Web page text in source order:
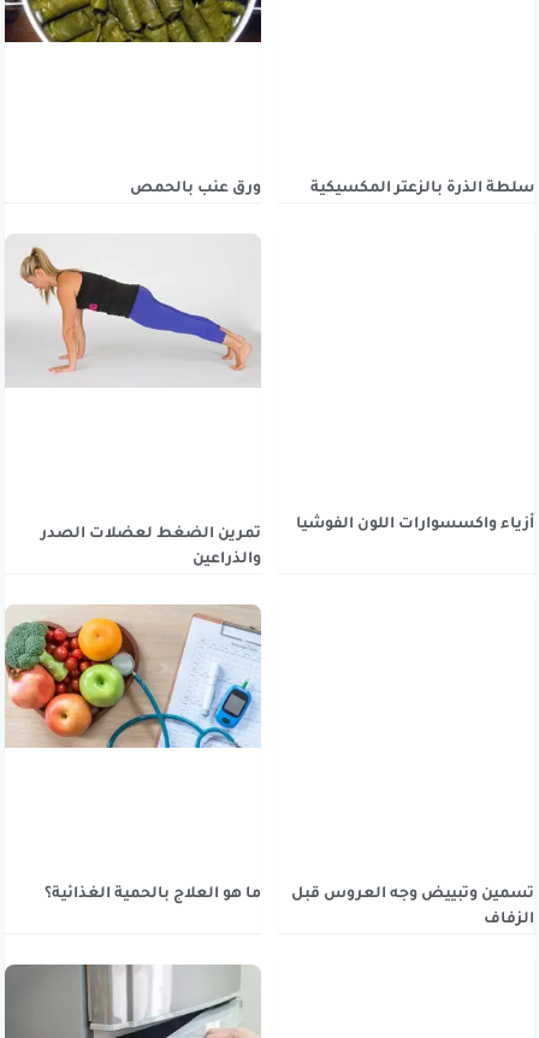
سلطة الذرة بالزعتر المكسيكية ورق عنب بالحمص
أزياء واكسسوارات اللون الفوشيا
تمرين الضغط لعضلات الصدر
والذراعين
تسمين وتبييض وجه العروس قبل
الزفاف
ما هو العلاج بالحمية الغذائية؟